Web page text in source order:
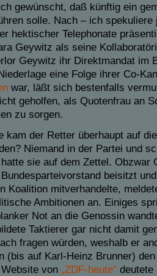
gewünscht, daß künftig ein
solle. Nach – ich
hektischer Telephonate
Geywitz als seine
Geywitz ihr Direktmandat im
eine Folge ihrer Co-
war, läßt sich bestenfalls
geholfen, als Quotenfrau an
zu sorgen.
kam der Retter überhaupt auf
Niemand in der Partei und
sie auf dem Zettel. Obzwar
beisitzt
Koalition mitverhandelte,
Ambitionen an. Einiges
Not an die Genossin
Taktierer gar nicht damit
fragen würden, weshalb er
(bis auf Karl-Heinz Brunner)
von „ZDF-heute“ deutete